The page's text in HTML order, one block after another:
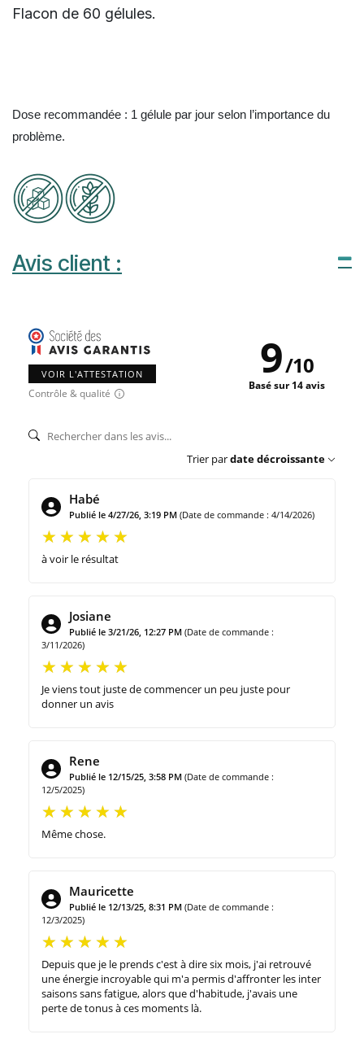
Flacon de 60 gélules.
Dose recommandée : 1 gélule par jour selon l’importance du
problème.
Avis client :
VOIR L'ATTESTATION
Contrôle & qualité
9/10
Basé sur 14 avis
Trier pardate décroissante
Habé
Publié le 4/27/26, 3:19 PM (Date de commande : 4/14/2026)
à voir le résultat
Josiane
Publié le 3/21/26, 12:27 PM (Date de commande :
3/11/2026)
Je viens tout juste de commencer un peu juste pour
donner un avis
Rene
Publié le 12/15/25, 3:58 PM (Date de commande :
12/5/2025)
Même chose.
Mauricette
Publié le 12/13/25, 8:31 PM (Date de commande :
12/3/2025)
Depuis que je le prends c'est à dire six mois, j'ai retrouvé
une énergie incroyable qui m'a permis d'affronter les inter
saisons sans fatigue, alors que d'habitude, j'avais une
perte de tonus à ces moments là.